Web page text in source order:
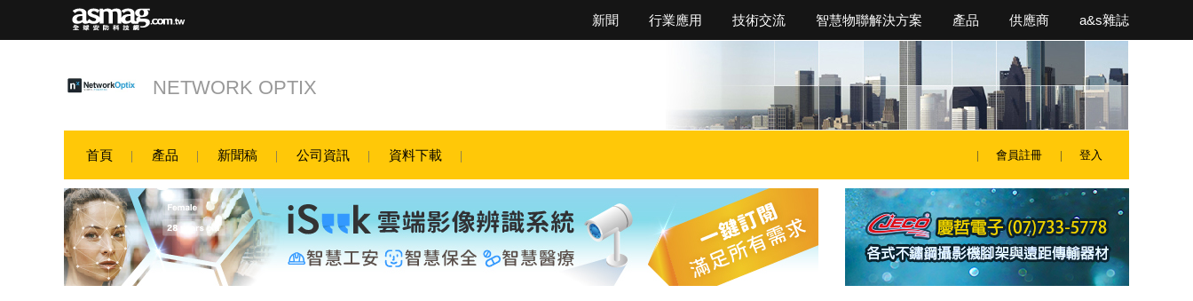
新聞 行業應用 技術交流 智慧物聯解決方案 產品 供應商 a&s雜誌
NETWORK OPTIX
首頁 產品 新聞稿 公司資訊 資料下載 會員註冊 登入